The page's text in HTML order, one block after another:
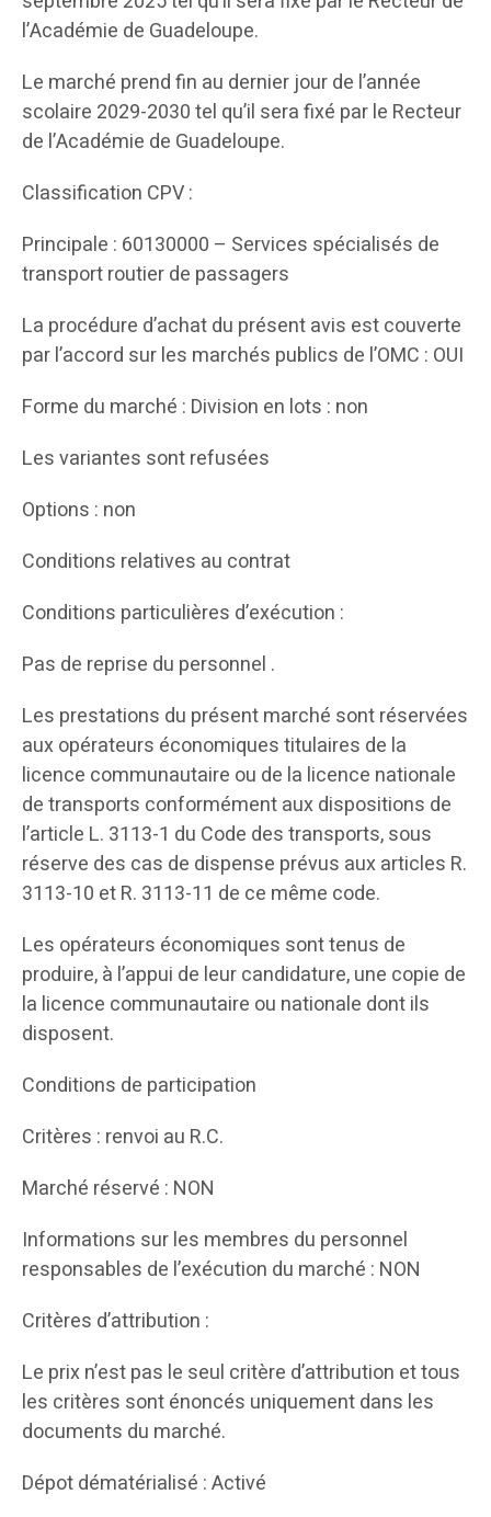
l’Académie de Guadeloupe.
Le marché prend fin au dernier jour de l’année
scolaire 2029-2030 tel qu’il sera fixé par le Recteur
de l’Académie de Guadeloupe.
Classification CPV :
Principale : 60130000 – Services spécialisés de
transport routier de passagers
La procédure d’achat du présent avis est couverte
par l’accord sur les marchés publics de l’OMC : OUI
Forme du marché : Division en lots : non
Les variantes sont refusées
Options : non
Conditions relatives au contrat
Conditions particulières d’exécution :
Pas de reprise du personnel .
Les prestations du présent marché sont réservées
aux opérateurs économiques titulaires de la
licence communautaire ou de la licence nationale
de transports conformément aux dispositions de
l’article L. 3113-1 du Code des transports, sous
réserve des cas de dispense prévus aux articles R.
3113-10 et R. 3113-11 de ce même code.
Les opérateurs économiques sont tenus de
produire, à l’appui de leur candidature, une copie de
la licence communautaire ou nationale dont ils
disposent.
Conditions de participation
Critères : renvoi au R.C.
Marché réservé : NON
Informations sur les membres du personnel
responsables de l’exécution du marché : NON
Critères d’attribution :
Le prix n’est pas le seul critère d’attribution et tous
les critères sont énoncés uniquement dans les
documents du marché.
Dépot dématérialisé : Activé